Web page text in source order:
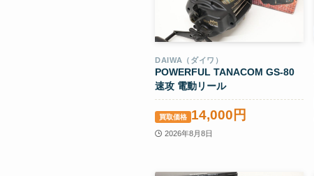
DAIWA（ダイワ）
POWERFUL TANACOM GS-80
速攻 電動リール
買取価格 14,000円
2026年8月8日